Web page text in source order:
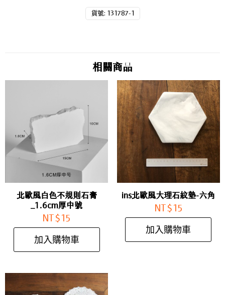
貨號: 131787-1
相關商品
北歐風白色不規則石膏
_1.6cm厚中號
NT$ 15
加入購物車
ins北歐風大理石紋墊-六角
NT$ 15
加入購物車